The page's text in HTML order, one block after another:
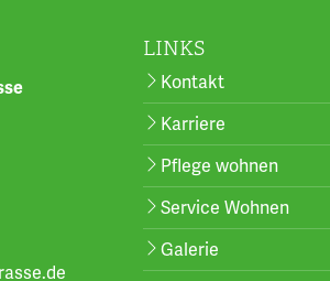
LINKS
Kontakt
Karriere
Pflege wohnen
Service Wohnen
Galerie